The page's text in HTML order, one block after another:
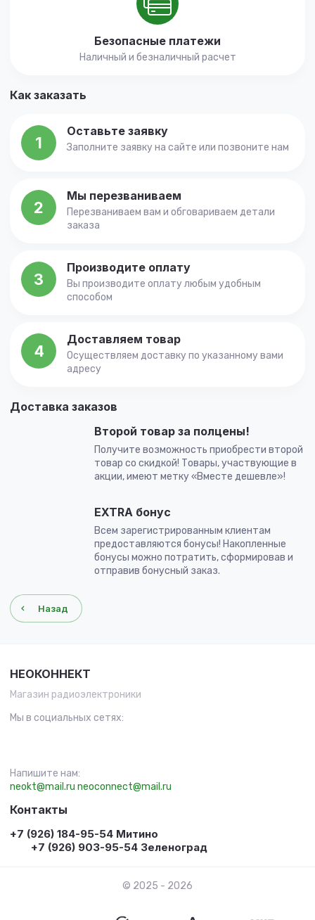
Безопасные платежи
Наличный и безналичный расчет
Как заказать
1
Оставьте заявку
Заполните заявку на сайте или позвоните нам
2
Мы перезваниваем
Перезваниваем вам и обговариваем детали
заказа
3
Производите оплату
Вы производите оплату любым удобным
способом
4
Доставляем товар
Осуществляем доставку по указанному вами
адресу
Доставка заказов
Второй товар за полцены!
Получите возможность приобрести второй
товар со скидкой! Товары, участвующие в
акции, имеют метку «Вместе дешевле»!
EXTRA бонус
Всем зарегистрированным клиентам
предоставляются бонусы! Накопленные
бонусы можно потратить, сформировав и
отправив бонусный заказ.
Назад
НЕОКОННЕКТ
Магазин радиоэлектроники
Мы в социальных сетях:
Напишите нам:
neokt@mail.ru neoconnect@mail.ru
Контакты
+7 (926) 184-95-54 Митино
+7 (926) 903-95-54 Зеленоград
© 2025 - 2026